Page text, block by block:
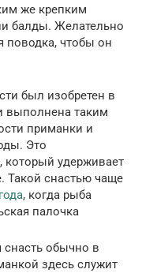
же крепким
балды. Желательно
поводка, чтобы он
был изобретен в
выполнена таким
приманки и
Это
который удерживает
Такой снастью чаще
, когда рыба
палочка
снасть обычно в
здесь служит